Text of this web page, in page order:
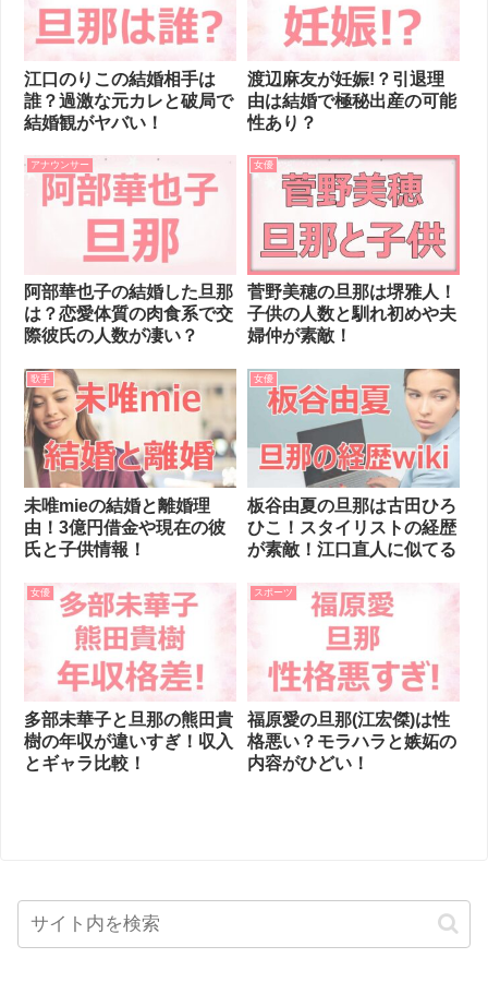
江口のりこの結婚相手は
誰？過激な元カレと破局で
結婚観がヤバい！
渡辺麻友が妊娠!？引退理
由は結婚で極秘出産の可能
性あり？
アナウンサー
阿部華也子の結婚した旦那
は？恋愛体質の肉食系で交
際彼氏の人数が凄い？
女優
菅野美穂の旦那は堺雅人！
子供の人数と馴れ初めや夫
婦仲が素敵！
歌手
未唯mieの結婚と離婚理
由！3億円借金や現在の彼
氏と子供情報！
女優
板谷由夏の旦那は古田ひろ
ひこ！スタイリストの経歴
が素敵！江口直人に似てる
女優
多部未華子と旦那の熊田貴
樹の年収が違いすぎ！収入
とギャラ比較！
スポーツ
福原愛の旦那(江宏傑)は性
格悪い？モラハラと嫉妬の
内容がひどい！